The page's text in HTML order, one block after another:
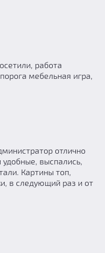
работа
мебельная игра,
отлично
выспались,
Картины топ,
в следующий раз и от